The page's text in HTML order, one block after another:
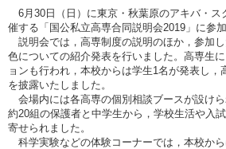
6月30日（日）に東京・秋葉原のアキバ・ス
催する「国公私立高専合同説明会2019」に参加
説明会では，高専制度の説明のほか，参加
色についての紹介発表を行いました。高専生
ョンも行われ，本校からは学生1名が発表し
を披露いたしました。
会場内には各高専の個別相談ブースが設けら
約20組の保護者と中学生から，学校生活や入
寄せられました。
科学実験などの体験コーナーでは，本校か